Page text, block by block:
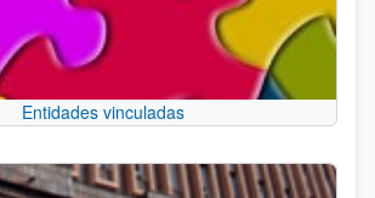
Entidades vinculadas